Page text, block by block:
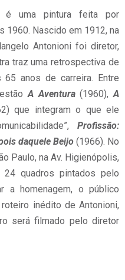
uma pintura feita por
1960. Nascido em 1912, na
Antonioni foi diretor,
traz uma retrospectiva de
anos de carreira. Entre
A Aventura(1960),A
que integram o que ele
Profissão:
daquele Beijo (1966). No
Paulo, na Av. Higienópolis,
24 quadros pintados pelo
a homenagem, o público
inédito de Antonioni,
será filmado pelo diretor